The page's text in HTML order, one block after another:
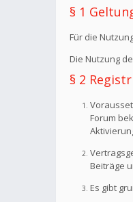
§ 1
Für die
Die Nutzung
§ 2
Forum
Beiträge
Es gibt